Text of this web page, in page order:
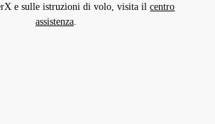
e sulle istruzioni di volo, visita ilcentro
assistenza.